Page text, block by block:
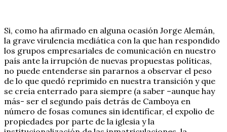
Si, como ha afirmado en alguna ocasión Jorge Alemán,
la grave virulencia mediática con la que han respondido
los grupos empresariales de comunicación en nuestro
país ante la irrupción de nuevas propuestas políticas,
no puede entenderse sin pararnos a observar el peso
de lo que quedó reprimido en nuestra transición y que
se creía enterrado para siempre (a saber –aunque hay
más- ser el segundo país detrás de Camboya en
número de fosas comunes sin identificar, el expolio de
propiedades por parte de la iglesia y la